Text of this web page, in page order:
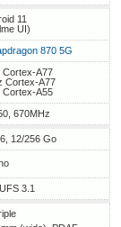
11
UI)
870 5G
Cortex-A77
Cortex-A77
A55
670MHz
12/256 Go
3.1